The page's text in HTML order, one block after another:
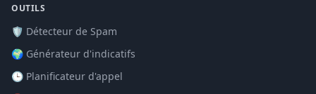
OUTILS
🛡️ Détecteur de Spam
🌍 Générateur d'indicatifs
🕒 Planificateur d'appel